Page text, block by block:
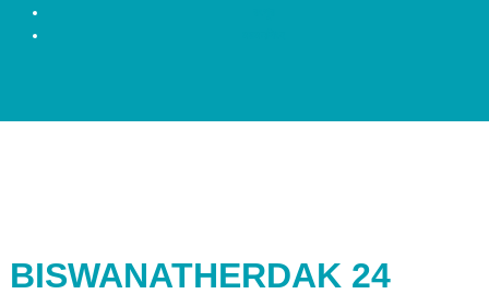
BISWANATHERDAK 24